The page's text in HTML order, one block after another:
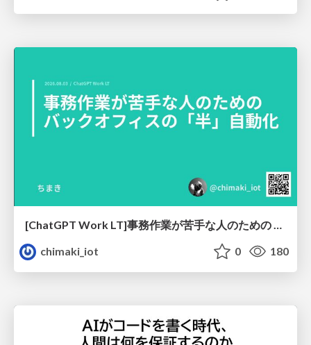
[ChatGPT Work LT]事務作業が苦手な人のための バックオフィスの「半」自動化
chimaki_iot
0 180